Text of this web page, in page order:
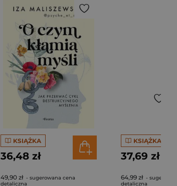
KSIĄŻKA
36,48 zł
49,90 zł - sugerowana cena
detaliczna
KSIĄŻKA
37,69 zł
64,99 zł -
detaliczna